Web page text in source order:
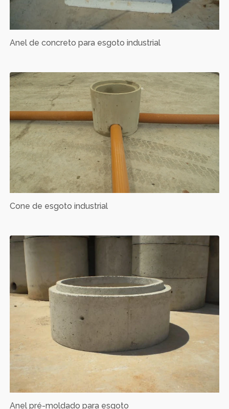
Anel de concreto para esgoto industrial
Cone de esgoto industrial
Anel pré-moldado para esgoto